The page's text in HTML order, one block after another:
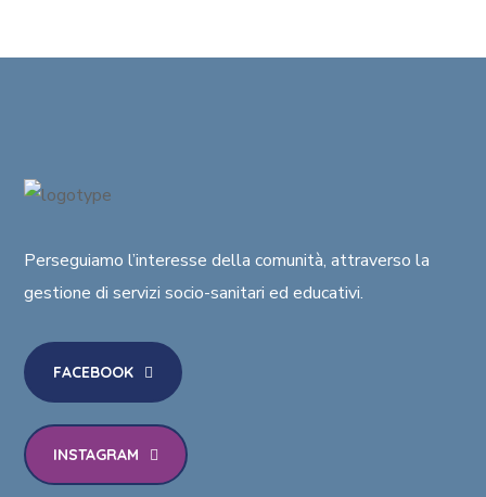
Perseguiamo l’interesse della comunità, attraverso la
gestione di servizi socio-sanitari ed educativi.
FACEBOOK
INSTAGRAM